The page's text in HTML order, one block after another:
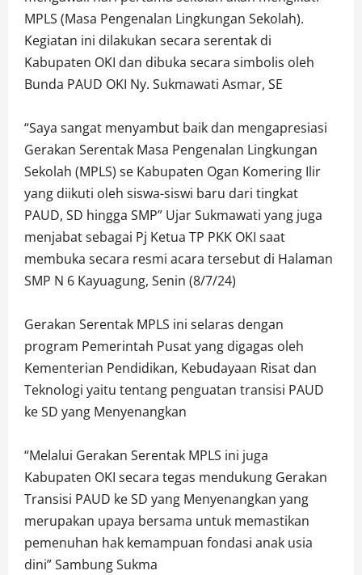
MPLS (Masa Pengenalan Lingkungan Sekolah).
Kegiatan ini dilakukan secara serentak di
Kabupaten OKI dan dibuka secara simbolis oleh
Bunda PAUD OKI Ny. Sukmawati Asmar, SE
“Saya sangat menyambut baik dan mengapresiasi
Gerakan Serentak Masa Pengenalan Lingkungan
Sekolah (MPLS) se Kabupaten Ogan Komering Ilir
yang diikuti oleh siswa-siswi baru dari tingkat
PAUD, SD hingga SMP” Ujar Sukmawati yang juga
menjabat sebagai Pj Ketua TP PKK OKI saat
membuka secara resmi acara tersebut di Halaman
SMP N 6 Kayuagung, Senin (8/7/24)
Gerakan Serentak MPLS ini selaras dengan
program Pemerintah Pusat yang digagas oleh
Kementerian Pendidikan, Kebudayaan Risat dan
Teknologi yaitu tentang penguatan transisi PAUD
ke SD yang Menyenangkan
“Melalui Gerakan Serentak MPLS ini juga
Kabupaten OKI secara tegas mendukung Gerakan
Transisi PAUD ke SD yang Menyenangkan yang
merupakan upaya bersama untuk memastikan
pemenuhan hak kemampuan fondasi anak usia
dini” Sambung Sukma